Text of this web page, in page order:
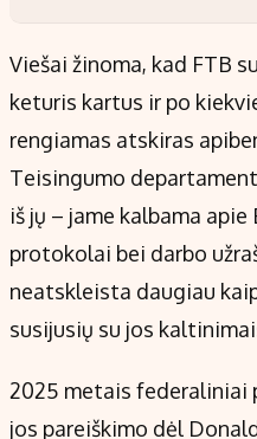
Viešai žinoma, kad FTB
keturis kartus ir po
rengiamas atskiras
Teisingumo
iš jų – jame kalbama
protokolai bei darbo
neatskleista daugiau
susijusių su jos
2025 metais federaliniai
jos pareiškimo dėl